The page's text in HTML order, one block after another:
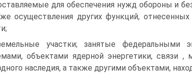
для обеспечения нужд обороны и
осуществления других функций,
участки; занятые федеральными
объектами ядерной энергетики, связи ,
наследия, а также другими объектами,